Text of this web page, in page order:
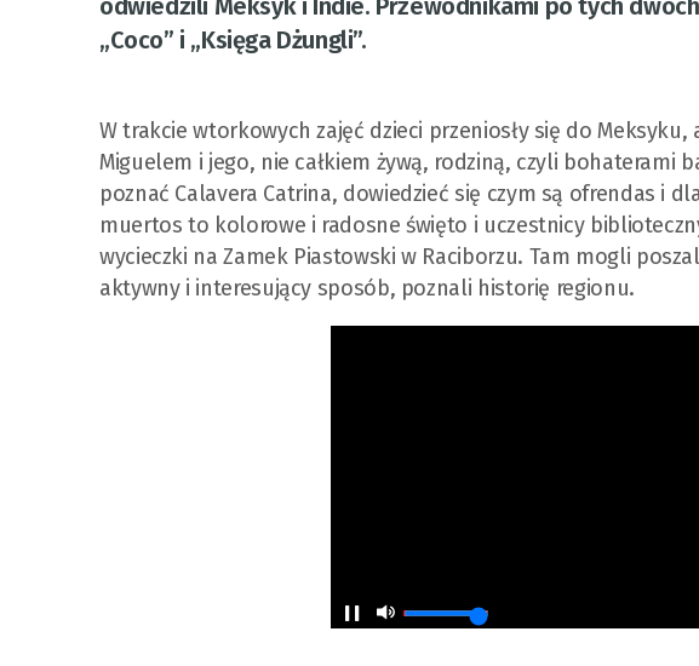
odwiedzili Meksyk i Indie. Przewodnikami po tych
„Coco” i „Księga Dżungli”.
W trakcie wtorkowych zajęć dzieci przeniosły się do
Miguelem i jego, nie całkiem żywą, rodziną, czyli bohaterami
poznać Calavera Catrina, dowiedzieć się czym są ofrendas i
muertos to kolorowe i radosne święto i uczestnicy
wycieczki na Zamek Piastowski w Raciborzu. Tam mogli
aktywny i interesujący sposób, poznali historię regionu.